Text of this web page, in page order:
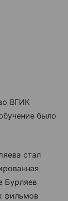
ВГИК
было
стал
Бурляев
фильмов